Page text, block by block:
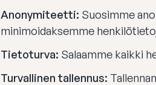
Anonymiteetti: Suosimme
minimoidaksemme
Tietoturva: Salaamme kaikki
Turvallinen tallennus: